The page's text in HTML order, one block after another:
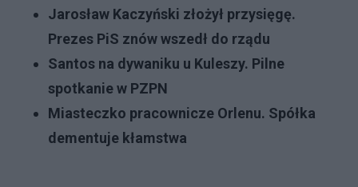
Jarosław Kaczyński złożył przysięgę.
Prezes PiS znów wszedł do rządu
Santos na dywaniku u Kuleszy. Pilne
spotkanie w PZPN
Miasteczko pracownicze Orlenu. Spółka
dementuje kłamstwa